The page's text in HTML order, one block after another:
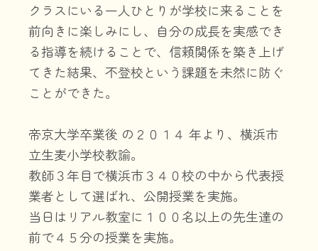
クラ スにいる一人ひとりが学校に来ることを
前向きに楽しみにし、自分の成長を実感でき
る指導を続けることで、信頼関係を築き上げ
てき た結果、不登校という課題を未然に防ぐ
ことができた。
帝京大学卒業後 の２０１４ 年より、横浜市
立生麦小学校教諭。
教師３年目で横浜市３４０校の中から代表授
業者として選ばれ、公開授業を実施。
当日はリアル教室に１００名以上の先生達の
前で４５分の授業を実施。